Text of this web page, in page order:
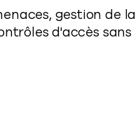
gestion de
d'accès sans